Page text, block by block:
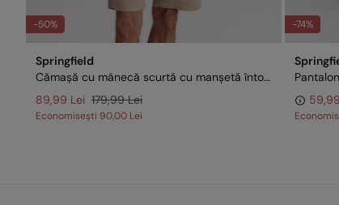
-50%
Springfield
Cămașă cu mânecă scurtă cu manșetă întoarsă
89,99 Lei 179,99 Lei
Economisești 90,00 Lei
-74%